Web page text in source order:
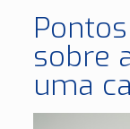
sobre
uma